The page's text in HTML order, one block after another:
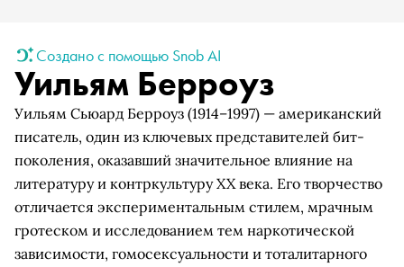
Создано с помощью Snob AI
Уильям Берроуз
Уильям Сьюард Берроуз (1914–1997) — американский
писатель, один из ключевых представителей бит-
поколения, оказавший значительное влияние на
литературу и контркультуру XX века. Его творчество
отличается экспериментальным стилем, мрачным
гротеском и исследованием тем наркотической
зависимости, гомосексуальности и тоталитарного